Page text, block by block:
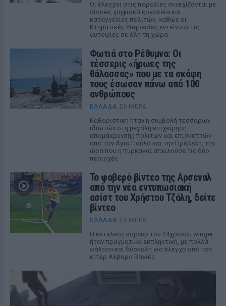
Οι έλεγχοι στις παραλίες συνεχίζονται με
drones, ψηφιακά εργαλεία και
καταγγελίες πολιτών, καθώς οι
Κτηματικές Υπηρεσίες εντείνουν τις
αυτοψίες σε όλη τη χώρα
Φωτιά στο Ρέθυμνο: Οι
τέσσερις «ήρωες της
θάλασσας» που με τα σκάφη
τους έσωσαν πάνω από 100
ανθρώπους
ΕΛΛΆΔΑ ΣΉΜΕΡΑ
Καθοριστική ήταν η συμβολή τεσσάρων
ιδιωτών στη μεγάλη επιχείρηση
απομάκρυνσης πολιτών και επισκεπτών
από τον Αγιο Παύλο και την Πρέβελη, την
ώρα που η πυρκαγιά απειλούσε τις δύο
περιοχές
Το φοβερό βίντεο της Αρσεναλ
από την νέα εντυπωσιακή
ασίστ του Χρήστου Τζόλη, δείτε
βίντεο
ΕΛΛΆΔΑ ΣΉΜΕΡΑ
Η εκτέλεση κόρνερ του 24χρονου winger
ήταν πραγματικά εκπληκτική, με πολλά
φάλτσα και δύσκολη για έλεγχο από τον
κίπερ Αλβαρο Βαγιές